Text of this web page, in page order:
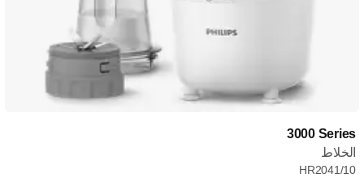
‎3000 Series
الخلاط
HR2041/10